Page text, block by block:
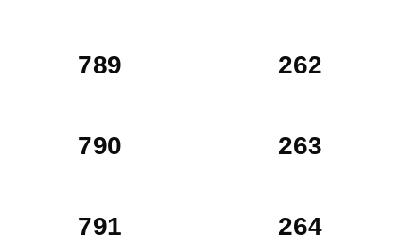
789 262
790 263
791 264